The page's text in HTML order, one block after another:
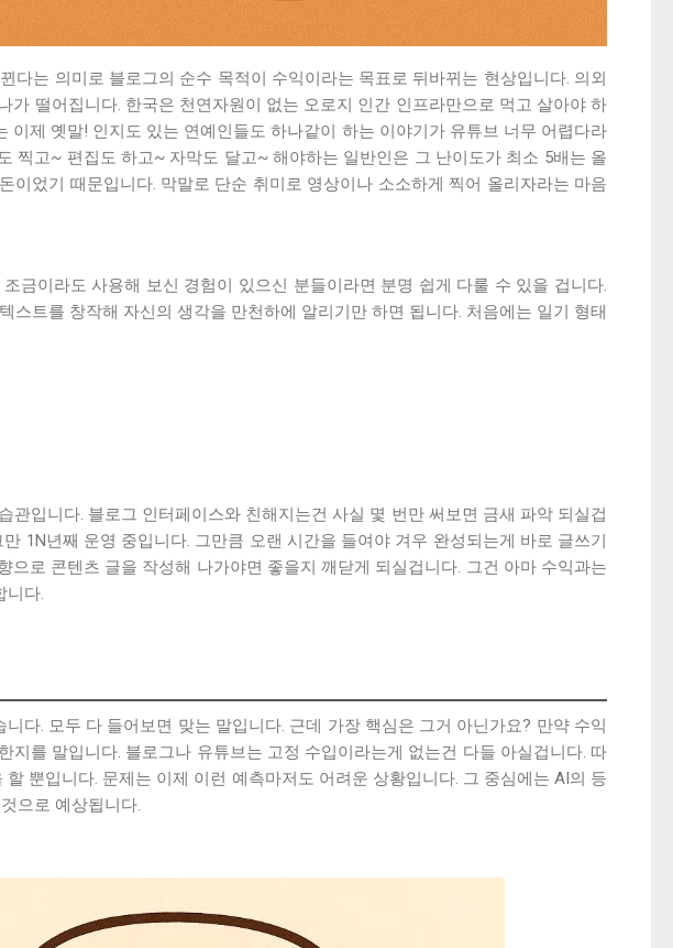
는 의미로 블로그의 순수 목적이 수익이라는 목표로 뒤바뀌는 현상입니다. 의외
떨어집니다. 한국은 천연자원이 없는 오로지 인간 인프라만으로 먹고 살아야 하
제 옛말! 인지도 있는 연예인들도 하나같이 하는 이야기가 유튜브 너무 어렵다라
찍고~ 편집도 하고~ 자막도 달고~ 해야하는 일반인은 그 난이도가 최소 5배는 올
었기 때문입니다. 막말로 단순 취미로 영상이나 소소하게 찍어 올리자라는 마음
금이라도 사용해 보신 경험이 있으신 분들이라면 분명 쉽게 다룰 수 있을 겁니다.
트를 창작해 자신의 생각을 만천하에 알리기만 하면 됩니다. 처음에는 일기 형태
입니다. 블로그 인터페이스와 친해지는건 사실 몇 번만 써보면 금새 파악 되실겁
1N년째 운영 중입니다. 그만큼 오랜 시간을 들여야 겨우 완성되는게 바로 글쓰기
로 콘텐츠 글을 작성해 나가야면 좋을지 깨닫게 되실겁니다. 그건 아마 수익과는
니다.
다. 모두 다 들어보면 맞는 말입니다. 근데 가장 핵심은 그거 아닌가요? 만약 수익
를 말입니다. 블로그나 유튜브는 고정 수입이라는게 없는건 다들 아실겁니다. 따
뿐입니다. 문제는 이제 이런 예측마저도 어려운 상황입니다. 그 중심에는 AI의 등
으로 예상됩니다.